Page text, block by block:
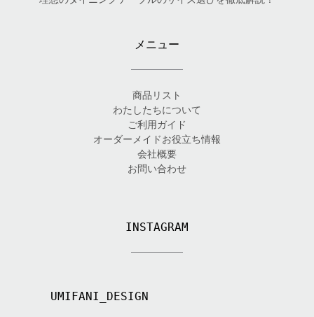
メニュー
商品リスト
わたしたちについて
ご利用ガイド
オーダーメイドお役立ち情報
会社概要
お問い合わせ
INSTAGRAM
UMIFANI_DESIGN